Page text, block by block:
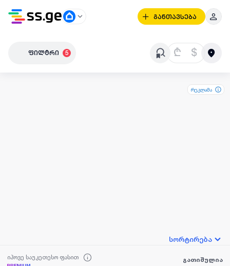
განთავსება
ფილტრი 5 ₾ $
რეკლამა
სორტირება
იპოვე საუკეთესო ფასით გათიშულია